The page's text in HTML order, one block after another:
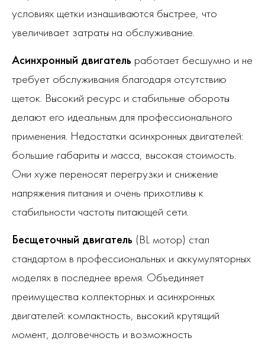
условиях щетки изнашиваются быстрее, что
увеличивает затраты на обслуживание.
Асинхронный двигатель работает бесшумно и не
требует обслуживания благодаря отсутствию
щеток. Высокий ресурс и стабильные обороты
делают его идеальным для профессионального
применения. Недостатки асинхронных двигателей:
большие габариты и масса, высокая стоимость.
Они хуже переносят перегрузки и снижение
напряжения питания и очень прихотливы к
стабильности частоты питающей сети.
Бесщеточный двигатель (BL мотор) стал
стандартом в профессиональных и аккумуляторных
моделях в последнее время. Объединяет
преимущества коллекторных и асинхронных
двигателей: компактность, высокий крутящий
момент, долговечность и возможность